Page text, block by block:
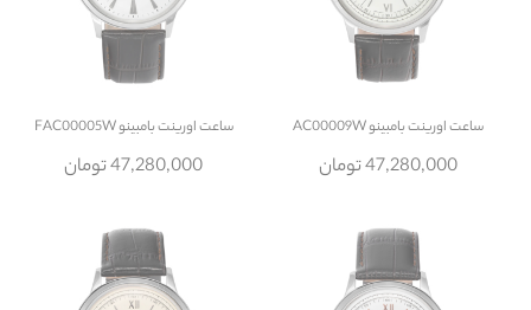
ساعتاورینت بامبینو AC00009W
47,280,000 تومان
ساعتاورینت بامبینو FAC00005W
47,280,000 تومان